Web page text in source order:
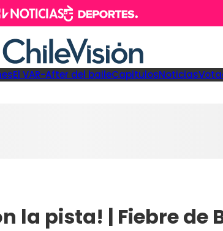
El VAR-After del baileCapitulosNoticias
la pista! | Fiebre de